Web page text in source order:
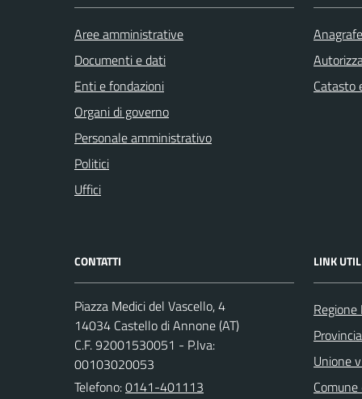
Aree amministrative
Documenti e dati
Enti e fondazioni
Organi di governo
Personale amministrativo
Politici
Uffici
Catasto
CONTATTI
Piazza Medici del Vascello, 4
14034 Castello di Annone (AT)
C.F. 92001530051 - P.Iva:
00103020053
Telefono:0141-401113
LINK
Unione
Comune